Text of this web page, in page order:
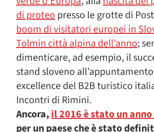
di proteopresso le grotte di
boom di visitatori europei in
Tolmin città alpina dell’anno;
dimenticare, ad esempio, il
stand sloveno
excellence del B2B turistico
Incontri di Rimini.
Ancora,il 2016 è stato un
per un paese che è stato